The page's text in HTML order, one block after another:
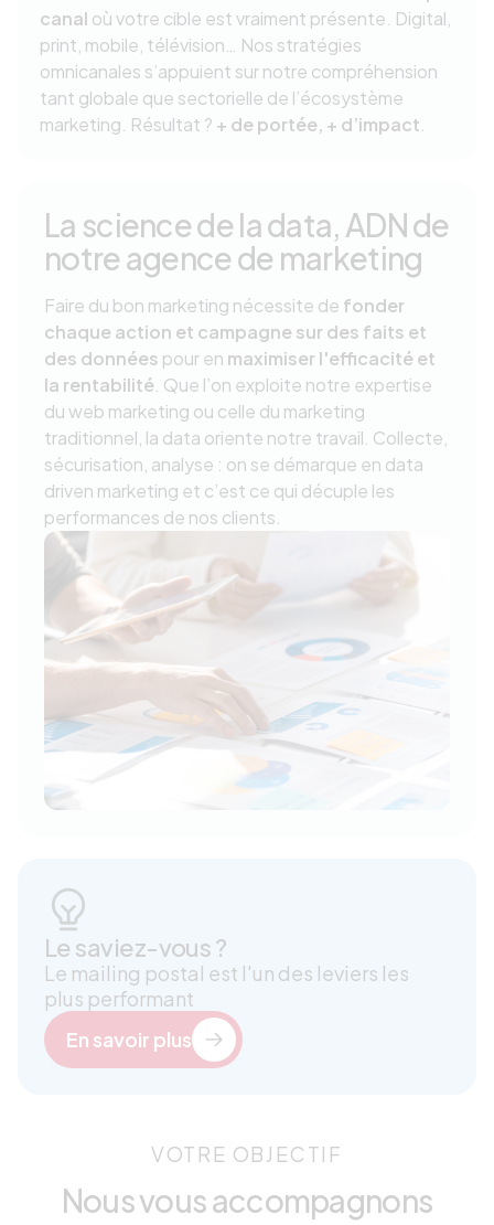
canal où votre cible est vraiment présente. Digital,
print, mobile, télévision… Nos stratégies
omnicanales s’appuient sur notre compréhension
tant globale que sectorielle de l’écosystème
marketing. Résultat ? + de portée, + d’impact
La science de la data, ADN de
notre agence de marketing
Faire du bon marketing nécessite de fonder
chaque action et campagne sur des faits et
des données pour en maximiser l'efficacité et
la rentabilité . Que l’on exploite notre expertise
du web marketing ou celle du marketing
traditionnel, la data oriente notre travail. Collecte,
sécurisation, analyse : on se démarque en data
driven marketing et c’est ce qui décuple les
performances de nos clients.
Le saviez-vous ?
Le mailing postal est l'un des leviers les
plus performant
En savoir plus
VOTRE OBJECTIF
Nous vous accompagnons